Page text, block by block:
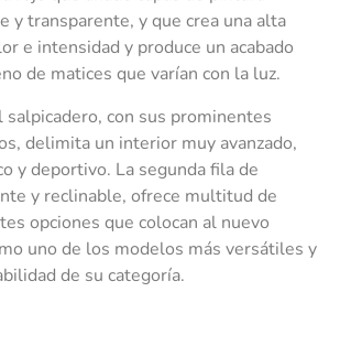
y transparente, y que crea una alta
e intensidad y produce un acabado
de matices que varían con la luz.
con sus prominentes
delimita un interior muy avanzado,
y deportivo. La segunda fila de
y reclinable, ofrece multitud de
opciones que colocan al nuevo
uno de los modelos más versátiles y
de su categoría.